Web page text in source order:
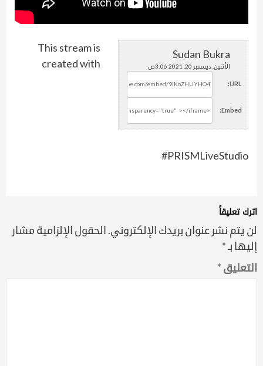
Sudan Bukra
الأثنين, ديسمبر 20, 2021 3:06ص
URL:
Embed:
This stream is
created with
#PRISMLiveStudio
اترك تعليقاً
لن يتم نشر عنوان بريدك الإلكتروني. الحقول الإلزامية مشار
إليها بـ*
التعليق *